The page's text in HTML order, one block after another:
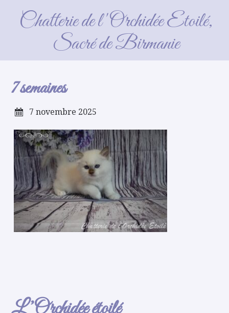
Chatterie de l'Orchidée Etoilé,
Sacré de Birmanie
7 semaines
7 semaines
7 novembre 2025